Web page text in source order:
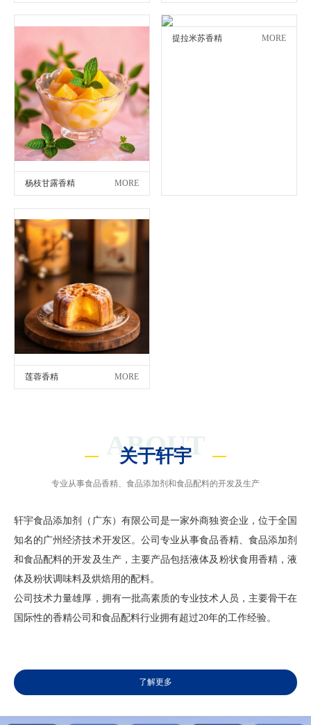
杨枝甘露香精 MORE
提拉米苏香精 MORE
莲蓉香精 MORE
ABOUT
关于轩宇
专业从事食品香精、食品添加剂和食品配料的开发及生产
轩宇食品添加剂（广东）有限公司是一家外商独资企业，位于全国
知名的广州经济技术开发区。公司专业从事食品香精、食品添加剂
和食品配料的开发及生产，主要产品包括液体及粉状食用香精，液
体及粉状调味料及烘焙用的配料。
公司技术力量雄厚，拥有一批高素质的专业技术人员，主要骨干在
国际性的香精公司和食品配料行业拥有超过20年的工作经验。
了解更多